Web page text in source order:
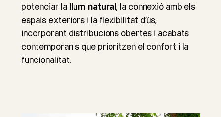
potenciar la
llum natural , la connexió amb els
espais exteriors i la flexibilitat d’ús,
incorporant distribucions obertes i acabats
contemporanis que prioritzen el confort i la
funcionalitat.